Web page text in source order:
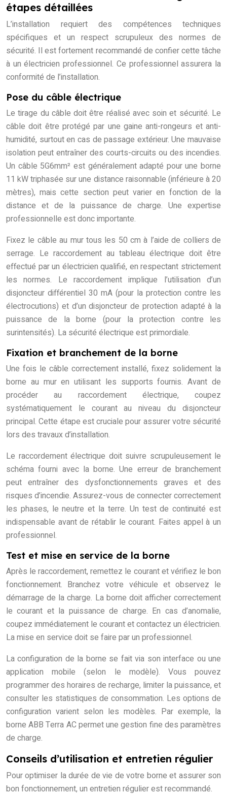
étapes détaillées
L’installation requiert des compétences techniques
spécifiques et un respect scrupuleux des normes de
sécurité. Il est fortement recommandé de confier cette tâche
à un électricien professionnel. Ce professionnel assurera la
conformité de l’installation.
Pose du câble électrique
Le tirage du câble doit être réalisé avec soin et sécurité. Le
câble doit être protégé par une gaine anti-rongeurs et anti-
humidité, surtout en cas de passage extérieur. Une mauvaise
isolation peut entraîner des courts-circuits ou des incendies.
Un câble 5G6mm² est généralement adapté pour une borne
11 kW triphasée sur une distance raisonnable (inférieure à 20
mètres), mais cette section peut varier en fonction de la
distance et de la puissance de charge. Une expertise
professionnelle est donc importante.
Fixez le câble au mur tous les 50 cm à l’aide de colliers de
serrage. Le raccordement au tableau électrique doit être
effectué par un électricien qualifié, en respectant strictement
les normes. Le raccordement implique l’utilisation d’un
disjoncteur différentiel 30 mA (pour la protection contre les
électrocutions) et d’un disjoncteur de protection adapté à la
puissance de la borne (pour la protection contre les
surintensités). La sécurité électrique est primordiale.
Fixation et branchement de la borne
Une fois le câble correctement installé, fixez solidement la
borne au mur en utilisant les supports fournis. Avant de
procéder au raccordement électrique, coupez
systématiquement le courant au niveau du disjoncteur
principal. Cette étape est cruciale pour assurer votre sécurité
lors des travaux d’installation.
Le raccordement électrique doit suivre scrupuleusement le
schéma fourni avec la borne. Une erreur de branchement
peut entraîner des dysfonctionnements graves et des
risques d’incendie. Assurez-vous de connecter correctement
les phases, le neutre et la terre. Un test de continuité est
indispensable avant de rétablir le courant. Faites appel à un
professionnel.
Test et mise en service de la borne
Après le raccordement, remettez le courant et vérifiez le bon
fonctionnement. Branchez votre véhicule et observez le
démarrage de la charge. La borne doit afficher correctement
le courant et la puissance de charge. En cas d’anomalie,
coupez immédiatement le courant et contactez un électricien.
La mise en service doit se faire par un professionnel.
La configuration de la borne se fait via son interface ou une
application mobile (selon le modèle). Vous pouvez
programmer des horaires de recharge, limiter la puissance, et
consulter les statistiques de consommation. Les options de
configuration varient selon les modèles. Par exemple, la
borne ABB Terra AC permet une gestion fine des paramètres
de charge.
Conseils d’utilisation et entretien régulier
Pour optimiser la durée de vie de votre borne et assurer son
bon fonctionnement, un entretien régulier est recommandé.